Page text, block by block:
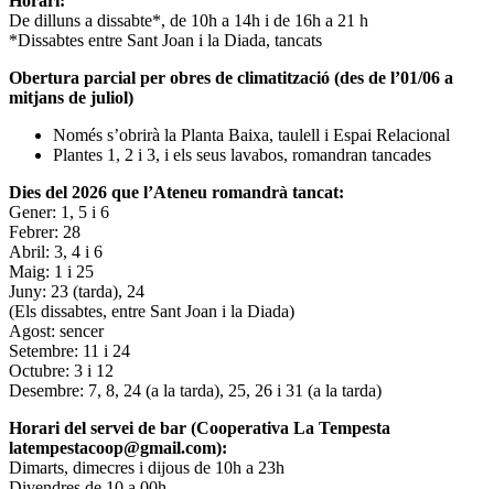
De dilluns a dissabte*, de 10h a 14h i de 16h a 21 h
*Dissabtes entre Sant Joan i la Diada, tancats
Obertura parcial per obres de climatització (des de l’01/06 a
mitjans de juliol)
Només s’obrirà la Planta Baixa, taulell i Espai Relacional
Plantes 1, 2 i 3, i els seus lavabos, romandran tancades
Dies del 2026 que l’Ateneu romandrà tancat:
Gener: 1, 5 i 6
Febrer: 28
Abril: 3, 4 i 6
Maig: 1 i 25
Juny: 23 (tarda), 24
(Els dissabtes, entre Sant Joan i la Diada)
Agost: sencer
Setembre: 11 i 24
Octubre: 3 i 12
Desembre: 7, 8, 24 (a la tarda), 25, 26 i 31 (a la tarda)
Horari del servei de bar (Cooperativa La Tempesta
latempestacoop@gmail.com):
Dimarts, dimecres i dijous de 10h a 23h